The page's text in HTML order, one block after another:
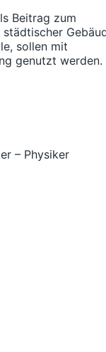
Beitrag zum
sollen mit
genutzt werden.
– Physiker